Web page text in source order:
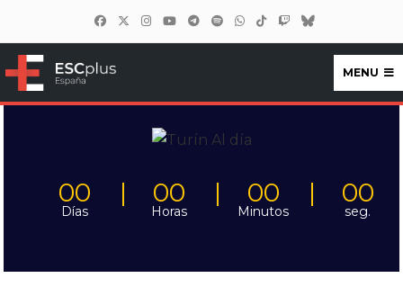
ESCplus España
MENU
00
Días
00
Horas
00
Minutos
00
seg.